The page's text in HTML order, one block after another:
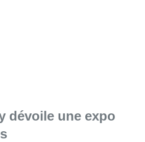
dévoile une expo